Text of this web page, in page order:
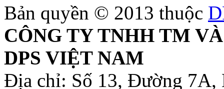
Bản quyền © 2013 thuộc
CÔNG TY TNHH TM
DPS VIỆT NAM
Địa chỉ: Số 13, Đường 7A,